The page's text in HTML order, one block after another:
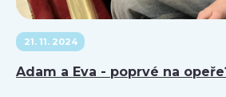
21. 11. 2024
Adam a Eva - poprvé na